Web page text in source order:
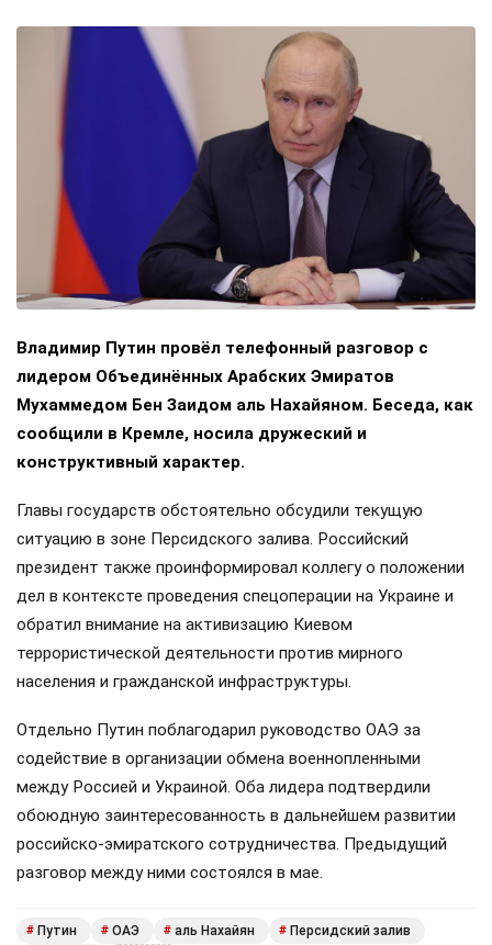
Владимир Путин провёл телефонный разговор с
лидером Объединённых Арабских Эмиратов
Мухаммедом Бен Заидом аль Нахайяном. Беседа, как
сообщили в Кремле, носила дружеский и
конструктивный характер.
Главы государств обстоятельно обсудили текущую
ситуацию в зоне Персидского залива. Российский
президент также проинформировал коллегу о положении
дел в контексте проведения спецоперации на Украине и
обратил внимание на активизацию Киевом
террористической деятельности против мирного
населения и гражданской инфраструктуры.
Отдельно Путин поблагодарил руководство ОАЭ за
содействие в организации обмена военнопленными
между Россией и Украиной. Оба лидера подтвердили
обоюдную заинтересованность в дальнейшем развитии
российско-эмиратского сотрудничества. Предыдущий
разговор между ними состоялся в мае.
# Путин # ОАЭ # аль Нахайян # Персидский залив